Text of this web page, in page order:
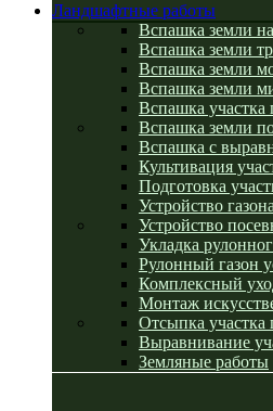
Ландшафтные работы
Вспашка земли
Вспашка земли
Вспашка земли
Вспашка земли
Вспашка участка
Вспашка земли
Вспашка с
Культивация
Подготовка
Устройство
Устройство
Укладка
Рулонный газон
Комплексный
Монтаж
Отсыпка участка
Выравнивание
Земляные работы